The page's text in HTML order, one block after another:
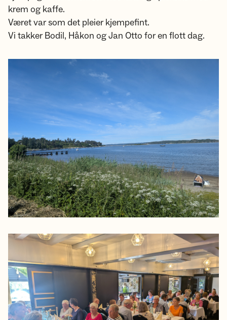
krem og kaffe.
Været var som det pleier kjempefint.
Vi takker Bodil, Håkon og Jan Otto for en flott dag.